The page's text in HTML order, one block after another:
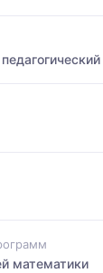
математики